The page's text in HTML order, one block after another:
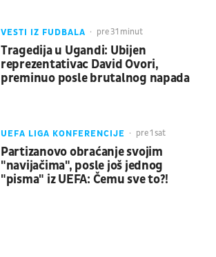
VESTI IZ FUDBALA pre 31 minut
Tragedija u Ugandi: Ubijen
reprezentativac David Ovori,
preminuo posle brutalnog napada
UEFA LIGA KONFERENCIJE pre 1 sat
Partizanovo obraćanje svojim
"navijačima", posle još jednog
"pisma" iz UEFA: Čemu sve to?!